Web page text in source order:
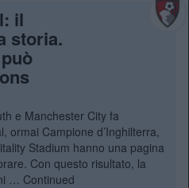
il
storia.
e Manchester City fa
ormai Campione d’Inghilterra,
Stadium hanno una pagina
Con questo risultato, la
… Continued